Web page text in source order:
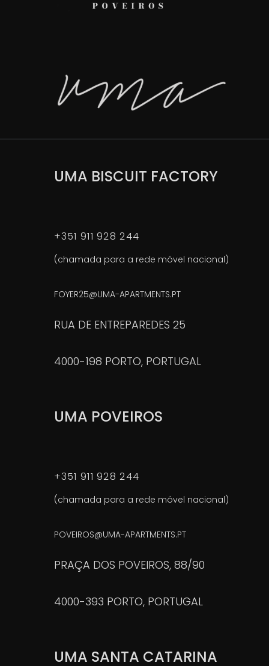
UMA BISCUIT FACTORY
+351 911 928 244
(chamada para a rede móvel nacional)
FOYER25@UMA-APARTMENTS.PT
RUA DE ENTREPAREDES 25
4000-198 PORTO, PORTUGAL
UMA POVEIROS
+351 911 928 244
(chamada para a rede móvel nacional)
POVEIROS@UMA-APARTMENTS.PT
PRAÇA DOS POVEIROS, 88/90
4000-393 PORTO, PORTUGAL
UMA SANTA CATARINA